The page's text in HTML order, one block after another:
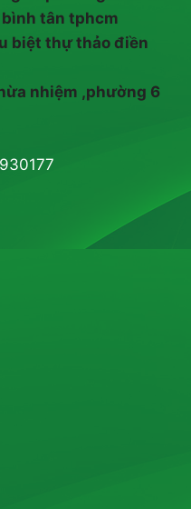
tân tphcm
biệt thự thảo điền
nhiệm ,phường 6